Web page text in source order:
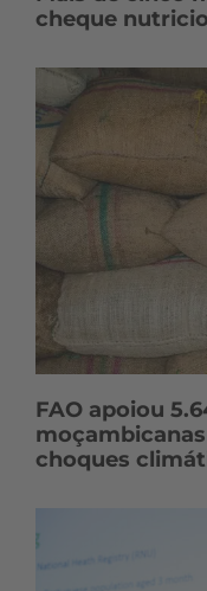
cheque
FAO apoiou
choques